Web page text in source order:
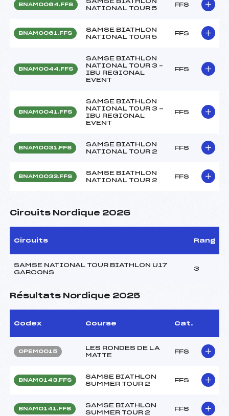
BNAM0064.FFS
NATIONAL TOUR 5
FFS
BNAM0061.FFS
SAMSE BIATHLON
NATIONAL TOUR 5
FFS
BNAM0044.FFS
SAMSE BIATHLON
NATIONAL TOUR 3 –
IBU REGIONAL
EVENT
FFS
BNAM0041.FFS
SAMSE BIATHLON
NATIONAL TOUR 3 -
IBU REGIONAL
EVENT
FFS
BNAM0031.FFS
SAMSE BIATHLON
NATIONAL TOUR 2
FFS
BNAM0033.FFS
SAMSE BIATHLON
NATIONAL TOUR 2
FFS
Circuits Nordique 2026
Circuits Rang
SAMSE NATIONAL TOUR BIATHLON U17
GARCONS
3
Résultats Nordique 2025
Codex Course Cat.
OPEM0015
LES RONDES DE LA
MATTE
FFS
BNAM0143.FFS
SAMSE BIATHLON
SUMMER TOUR 2
FFS
BNAM0141.FFS
SAMSE BIATHLON
SUMMER TOUR 2
FFS